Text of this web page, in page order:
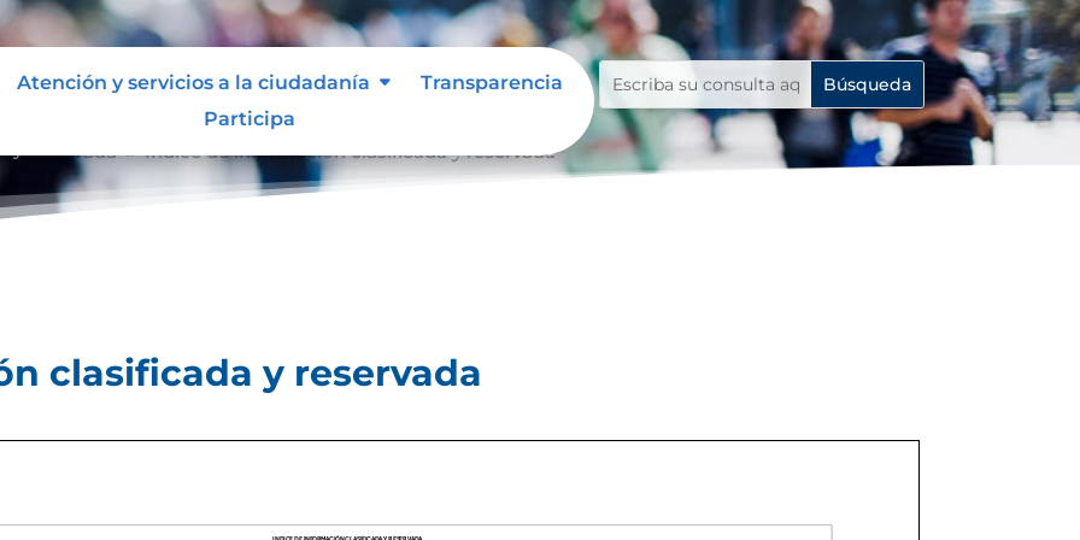
Atención y servicios a la ciudadanía
Transparencia
Participa
reservada Índice de información clasificada y reservada
clasificada y reservada